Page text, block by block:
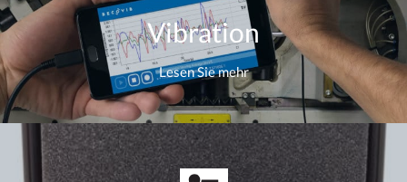
Vibration
Lesen Sie mehr